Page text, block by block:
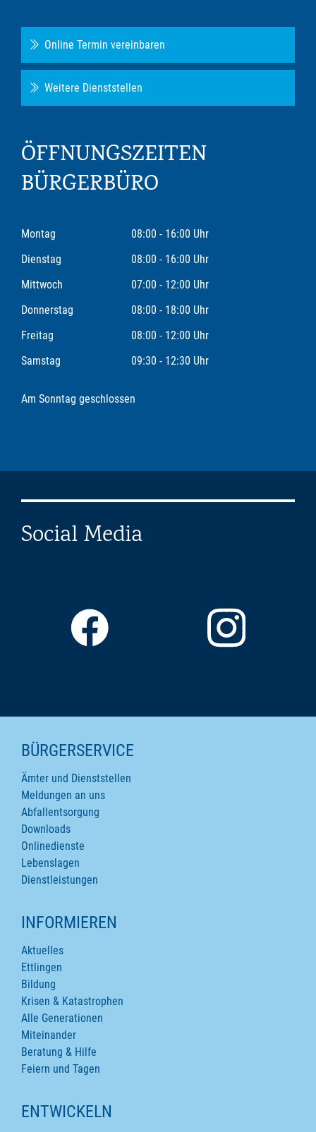
Online Termin vereinbaren
Weitere Dienststellen
ÖFFNUNGSZEITEN
BÜRGERBÜRO
Montag
08:00 - 16:00 Uhr
Dienstag
08:00 - 16:00 Uhr
Mittwoch
07:00 - 12:00 Uhr
Donnerstag
08:00 - 18:00 Uhr
Freitag
08:00 - 12:00 Uhr
Samstag
09:30 - 12:30 Uhr
Am Sonntag geschlossen
Social Media
SEITENINHALTE
BÜRGERSERVICE
Ämter und Dienststellen
Meldungen an uns
Abfallentsorgung
Downloads
Onlinedienste
Lebenslagen
Dienstleistungen
INFORMIEREN
Aktuelles
Ettlingen
Bildung
Krisen & Katastrophen
Alle Generationen
Miteinander
Beratung & Hilfe
Feiern und Tagen
ENTWICKELN